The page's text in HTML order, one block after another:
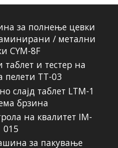
за полнење цевки
/ метални
CYM-8F
и тестер на
пелети TT-03
слајд таблет LTM-1
брзина
на квалитет IM-
015
за пакување